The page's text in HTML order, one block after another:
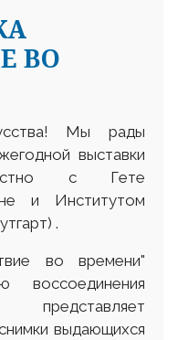
ВО
Мы рады
выставки
с Гете
и Институтом
.
во времени"
воссоединения
представляет
выдающихся